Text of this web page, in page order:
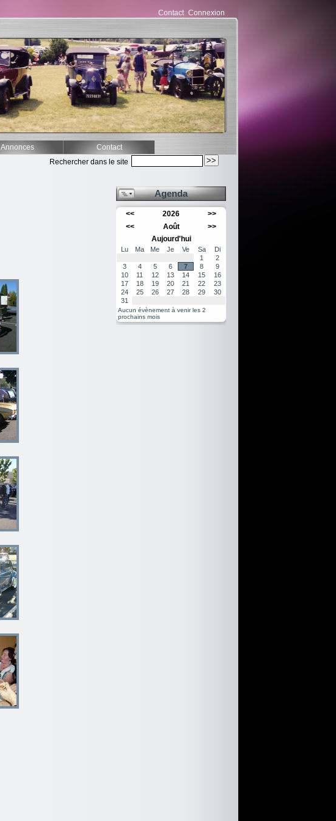
Contact Connexion
Annonces
Contact
Rechercher dans le site
Agenda
<< 2026
>>
<<
Août
>>
Aujourd'hui
Lu Ma Me Je Ve Sa
Di
1
2
3
4 5 6 7 8
9
10
11 12 13 14 15
16
17
18 19 20 21 22
23
24
25 26 27 28 29
30
31
Aucun évènement à venir les 2
prochains mois